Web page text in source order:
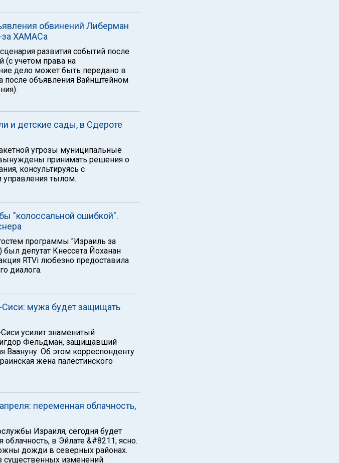
обвинений Либерман
за ХАМАСа
развития событий после
(с учетом права на
дело может быть передано в
после объявления Вайнштейном
и детские сады, в Сдероте
угрозы муниципальные
принимать решения о
консультируясь с
управления тылом.
"колоссальной ошибкой".
программы "Израиль за
был депутат Кнессета Йоханан
RTVi любезно предоставила
диалога.
Сиси: мужа будет защищать
усилит знаменитый
Фельдман, защищавший
Об этом корреспонденту
жена палестинского
переменная облачность,
Израиля, сегодня будет
в Эйлате &#8211; ясно.
дожди в северных районах.
существенных изменений.